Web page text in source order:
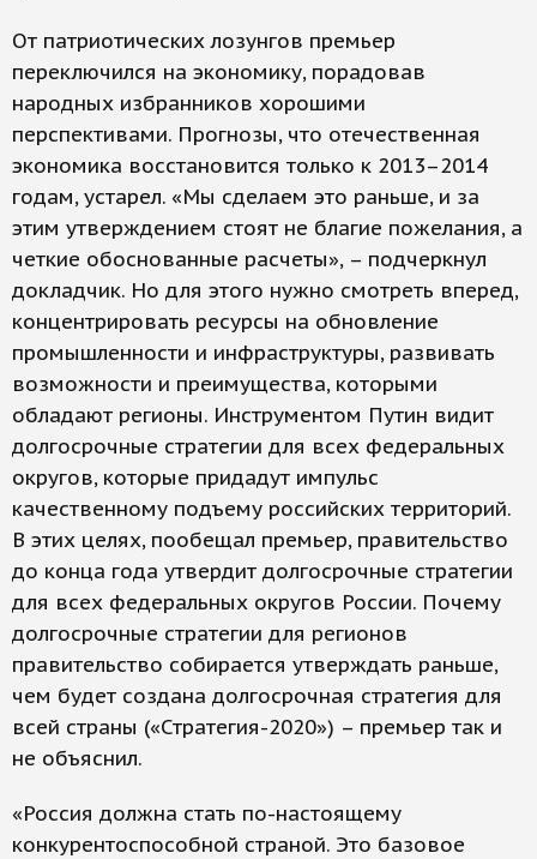
От патриотических лозунгов премьер
переключился на экономику, порадовав
народных избранников хорошими
перспективами. Прогнозы, что отечественная
экономика восстановится только к 2013–2014
годам, устарел. «Мы сделаем это раньше, и за
этим утверждением стоят не благие пожелания, а
четкие обоснованные расчеты», – подчеркнул
докладчик. Но для этого нужно смотреть вперед,
концентрировать ресурсы на обновление
промышленности и инфраструктуры, развивать
возможности и преимущества, которыми
обладают регионы. Инструментом Путин видит
долгосрочные стратегии для всех федеральных
округов, которые придадут импульс
качественному подъему российских территорий.
В этих целях, пообещал премьер, правительство
до конца года утвердит долгосрочные стратегии
для всех федеральных округов России. Почему
долгосрочные стратегии для регионов
правительство собирается утверждать раньше,
чем будет создана долгосрочная стратегия для
всей страны («Стратегия-2020») – премьер так и
не объяснил.
«Россия должна стать по-настоящему
конкурентоспособной страной. Это базовое